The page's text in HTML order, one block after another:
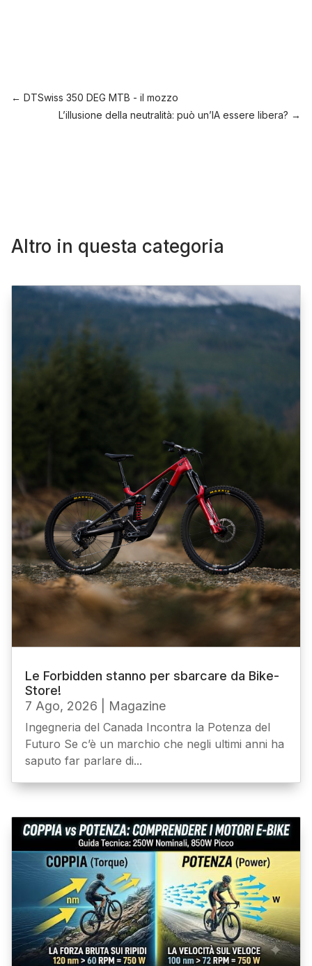
←DTSwiss 350 DEG MTB - il mozzo
L’illusione della neutralità: può un’IA essere libera? →
Altro in questa categoria
Le Forbidden stanno per sbarcare da Bike-
Store!
7 Ago, 2026
Magazine
Ingegneria del Canada Incontra la Potenza del
Futuro Se c’è un marchio che negli ultimi anni ha
saputo far parlare di...